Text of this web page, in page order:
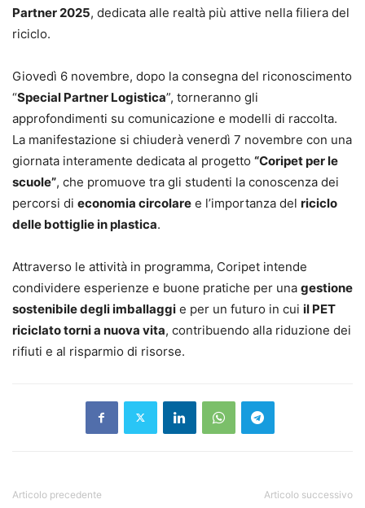
Partner 2025, dedicata alle realtà più attive nella filiera del
riciclo.
Giovedì 6 novembre, dopo la consegna del riconoscimento
“Special Partner Logistica”, torneranno gli
approfondimenti su comunicazione e modelli di raccolta.
La manifestazione si chiuderà venerdì 7 novembre con una
giornata interamente dedicata al progetto “Coripet per le
scuole”, che promuove tra gli studenti la conoscenza dei
percorsi di economia circolare e l’importanza del riciclo
delle bottiglie in plastica.
Attraverso le attività in programma, Coripet intende
condividere esperienze e buone pratiche per una gestione
sostenibile degli imballaggi e per un futuro in cui il PET
riciclato torni a nuova vita, contribuendo alla riduzione dei
rifiuti e al risparmio di risorse.
Articolo precedente Articolo successivo